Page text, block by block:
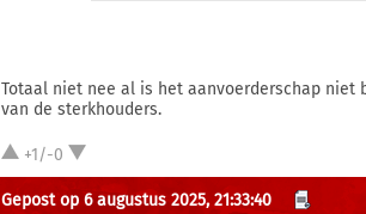
Totaal niet nee al is het aanvoerderschap niet
van de sterkhouders.
+1/-0
Gepost op 6 augustus 2025, 21:33:40